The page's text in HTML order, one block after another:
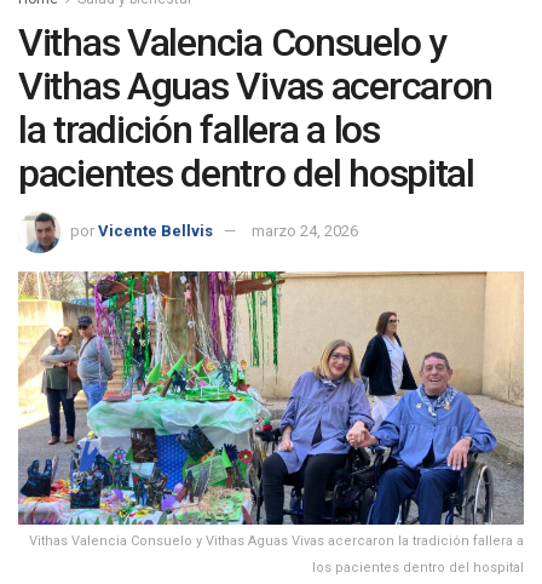
Vithas Valencia Consuelo y
Vithas Aguas Vivas acercaron
la tradición fallera a los
pacientes dentro del hospital
por Vicente Bellvis marzo 24, 2026
Vithas Valencia Consuelo y Vithas Aguas Vivas acercaron la tradición fallera a
los pacientes dentro del hospital